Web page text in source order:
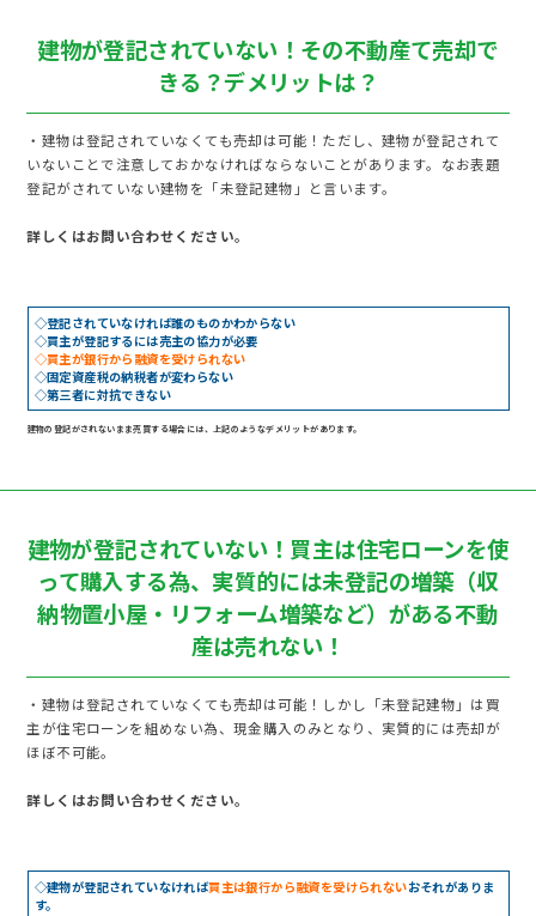
建物が登記されていない！その不動産て売却で
きる？デメリットは？
・建物は登記されていなくても売却は可能！ただし、建物が登記されて
いないことで注意しておかなければならないことがあります。なお表題
登記がされていない建物を「未登記建物」と言います。
詳しくはお問い合わせください。
◇登記されていなければ誰のものかわからない
◇買主が登記するには売主の協力が必要
◇買主が銀行から融資を受けられない
◇固定資産税の納税者が変わらない
◇第三者に対抗できない
建物の登記がされないまま売買する場合には、上記のようなデメリットがあります。
建物が登記されていない！買主は住宅ローンを使
って購入する為、実質的には未登記の増築（収
納物置小屋・リフォーム増築など）がある不動
産は売れない！
・建物は登記されていなくても売却は可能！しかし「未登記建物」は買
主が住宅ローンを組めない為、現金購入のみとなり、実質的には売却が
ほぼ不可能。
詳しくはお問い合わせください。
◇建物が登記されていなければ買主は銀行から融資を受けられないおそれがありま
す。